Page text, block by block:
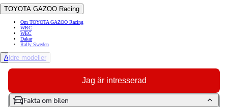
Jag är intresserad
Fakta om bilen
TOYOTA GAZOO Racing
Om TOYOTA GAZOO Racing
WRC
WEC
Dakar
Rally Sweden
Äldre modeller
Toyota Avensis
Toyota Celica
Toyota Verso